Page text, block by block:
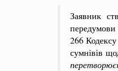
Заявник
передумови
266 Кодексу
сумнівів